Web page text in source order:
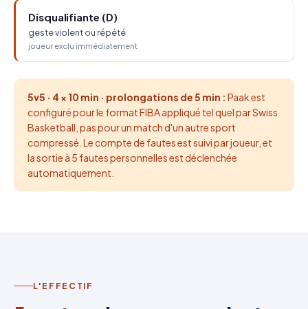
Disqualifiante (D)
geste violent ou répété
joueur exclu immédiatement
5v5 · 4 × 10 min · prolongations de 5 min : Paak est
configuré pour le format FIBA appliqué tel quel par Swiss
Basketball, pas pour un match d'un autre sport
compressé. Le compte de fautes est suivi par joueur, et
la sortie à 5 fautes personnelles est déclenchée
automatiquement.
L'EFFECTIF